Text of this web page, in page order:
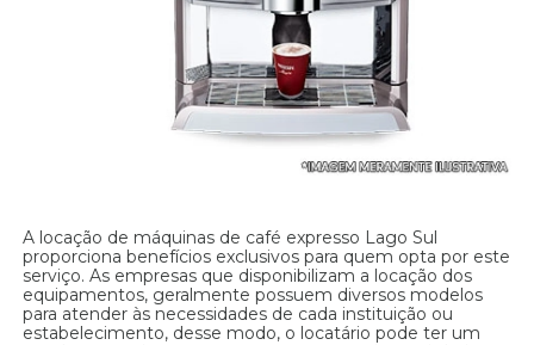
A locação de máquinas de café expresso Lago Sul
proporciona benefícios exclusivos para quem opta por este
serviço. As empresas que disponibilizam a locação dos
equipamentos, geralmente possuem diversos modelos
para atender às necessidades de cada instituição ou
estabelecimento, desse modo, o locatário pode ter um